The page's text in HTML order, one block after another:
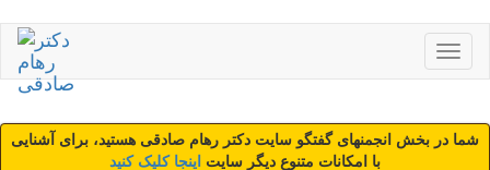
شما در بخش انجمنهای گفتگو سایت دکتر رهام صادقی هستید، برای آشنایی
با امکانات متنوع دیگر سایت اینجا کلیک کنید